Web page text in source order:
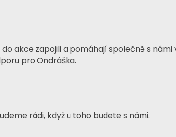
akce zapojili a pomáhají společně s
pro Ondráška.
rádi, když u toho budete s námi.